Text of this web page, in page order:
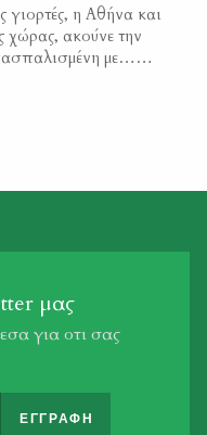
γιορτές, η Αθήνα και
χώρας, ακούνε την
με…
μας
για οτι σας